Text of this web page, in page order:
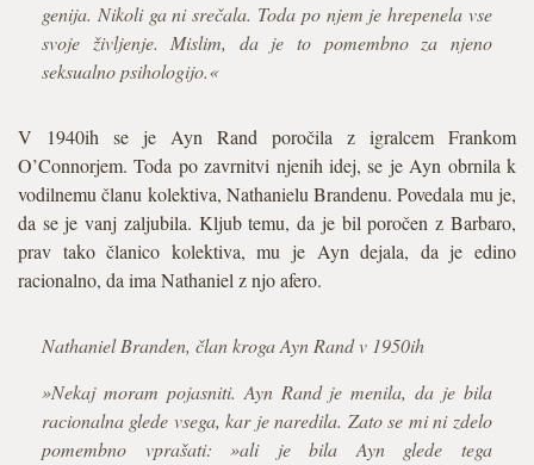
genija. Nikoli ga ni srečala. Toda po njem je hrepenela vse
svoje življenje. Mislim, da je to pomembno za njeno
seksualno psihologijo.«
V 1940ih se je Ayn Rand poročila z igralcem Frankom
O’Connorjem. Toda po zavrnitvi njenih idej, se je Ayn obrnila k
vodilnemu članu kolektiva, Nathanielu Brandenu. Povedala mu je,
da se je vanj zaljubila. Kljub temu, da je bil poročen z Barbaro,
prav tako članico kolektiva, mu je Ayn dejala, da je edino
racionalno, da ima Nathaniel z njo afero.
Nathaniel Branden, član kroga Ayn Rand v 1950ih
»Nekaj moram pojasniti. Ayn Rand je menila, da je bila
racionalna glede vsega, kar je naredila. Zato se mi ni zdelo
pomembno vprašati: »ali je bila Ayn glede tega